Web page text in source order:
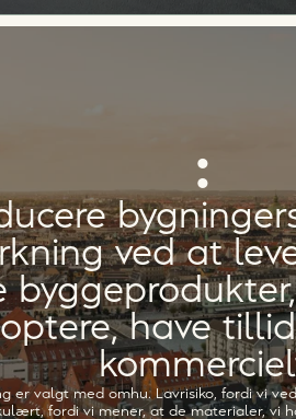
:
ved at
have
er valgt med omhu. Lavrisiko, fordi vi
fordi vi mener, at de materialer, vi